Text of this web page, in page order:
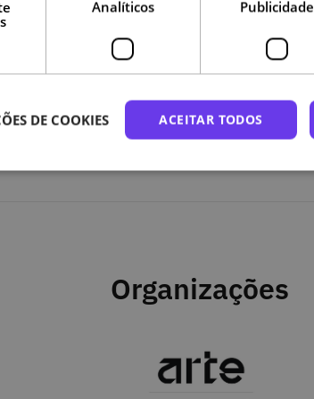
do curso.
Organizações
Analíticos Publicidade
ACEITAR TODOS
DE COOKIES